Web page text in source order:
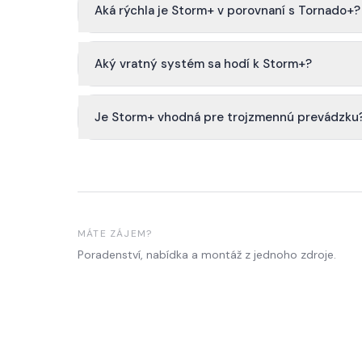
Aká rýchla je Storm+ v porovnaní s Tornado+?
Aký vratný systém sa hodí k Storm+?
Je Storm+ vhodná pre trojzmennú
MÁTE ZÁJEM?
Poradenství, nabídka a montáž z jednoho zdroje.